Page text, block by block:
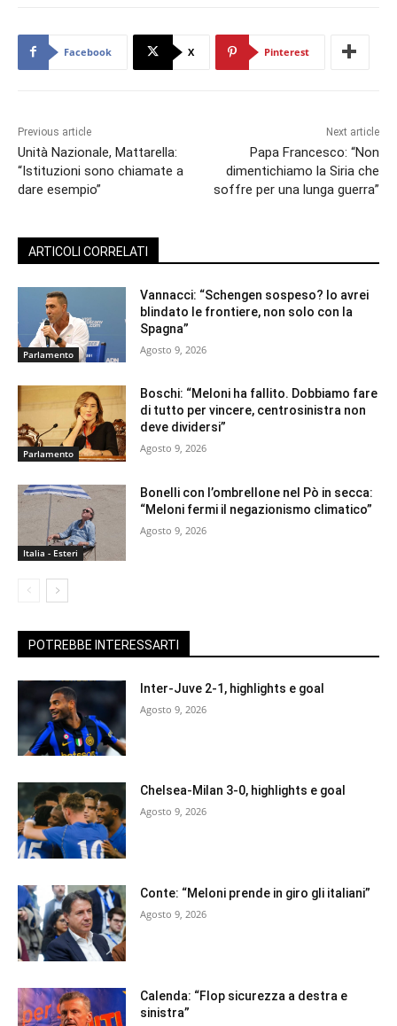
Facebook X Pinterest
Previous article
Unità Nazionale, Mattarella:
“Istituzioni sono chiamate a
dare esempio”
Next article
Papa Francesco: “Non
dimentichiamo la Siria che
soffre per una lunga guerra”
ARTICOLI CORRELATI
Parlamento
Vannacci: “Schengen sospeso? Io avrei
blindato le frontiere, non solo con la
Spagna”
Agosto 9, 2026
Parlamento
Boschi: “Meloni ha fallito. Dobbiamo fare
di tutto per vincere, centrosinistra non
deve dividersi”
Agosto 9, 2026
Italia - Esteri
Bonelli con l’ombrellone nel Pò in secca:
“Meloni fermi il negazionismo climatico”
Agosto 9, 2026
POTREBBE INTERESSARTI
Inter-Juve 2-1, highlights e goal
Agosto 9, 2026
Chelsea-Milan 3-0, highlights e goal
Agosto 9, 2026
Conte: “Meloni prende in giro gli italiani”
Agosto 9, 2026
Calenda: “Flop sicurezza a destra e
sinistra”